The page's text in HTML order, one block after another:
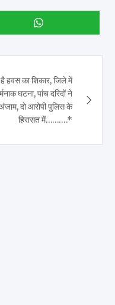
है हवस का शिकार, जिले में
घटना, पांच दरिदों ने
दो आरोपी पुलिस के
हिरासत में……….*